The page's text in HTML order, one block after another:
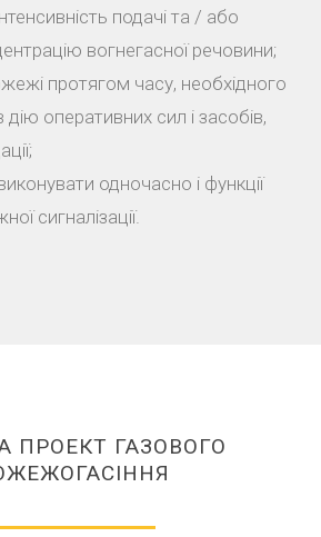
подачі та / або
вогнегасної речовини;
протягом часу, необхідного
оперативних сил і засобів,
одночасно і функції
сигналізації.
ПРОЕКТ ГАЗОВОГО